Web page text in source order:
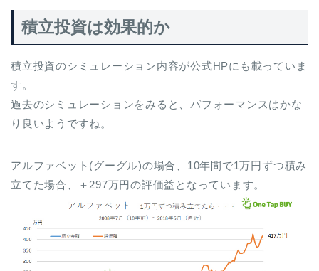
積立投資は効果的か
積立投資のシミュレーション内容が公式HPにも載っていま
す。
過去のシミュレーションをみると、パフォーマンスはかな
り良いようですね。
アルファベット(グーグル)の場合、10年間で1万円ずつ積み
立てた場合、＋297万円の評価益となっています。